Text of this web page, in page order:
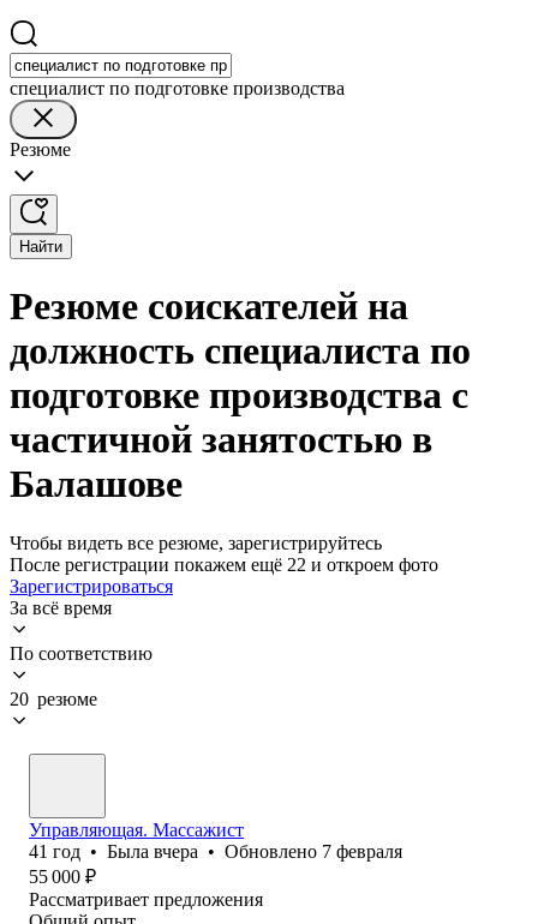
специалист по подготовке производства
Резюме
Найти
Резюме соискателей на
должность специалиста по
подготовке производства с
частичной занятостью в
Балашове
Чтобы видеть все резюме, зарегистрируйтесь
После регистрации покажем ещё 22 и откроем фото
Зарегистрироваться
За всё время
По соответствию
20 резюме
Управляющая. Массажист
41 год • Была вчера • Обновлено 7 февраля
55 000 ₽
Рассматривает предложения